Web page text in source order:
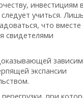
инвестициям
учиться.
что вместе
свидетелями
экспансии